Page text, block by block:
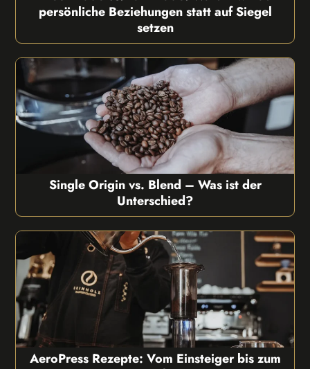
persönliche Beziehungen statt auf Siegel
setzen
Single Origin vs. Blend – Was ist der
Unterschied?
AeroPress Rezepte: Vom Einsteiger bis zum